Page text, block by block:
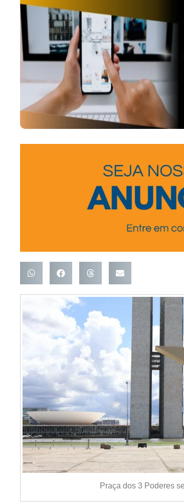
Praça dos 3 Poderes